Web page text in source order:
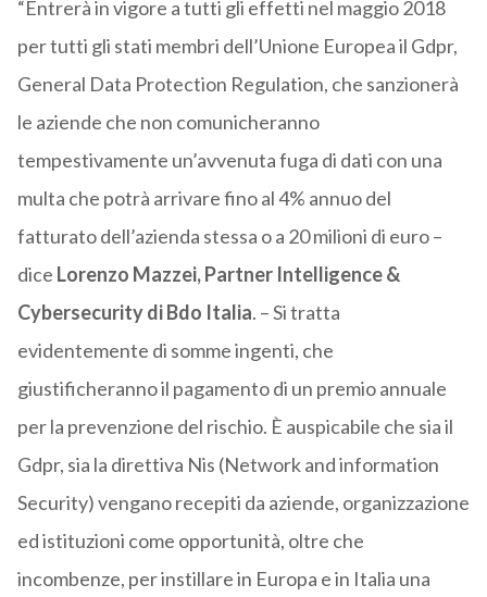
“Entrerà in vigore a tutti gli effetti nel maggio 2018
per tutti gli stati membri dell’Unione Europea il Gdpr,
General Data Protection Regulation, che sanzionerà
le aziende che non comunicheranno
tempestivamente un’avvenuta fuga di dati con una
multa che potrà arrivare fino al 4% annuo del
fatturato dell’azienda stessa o a 20 milioni di euro –
dice Lorenzo Mazzei, Partner Intelligence &
Cybersecurity di Bdo Italia. – Si tratta
evidentemente di somme ingenti, che
giustificheranno il pagamento di un premio annuale
per la prevenzione del rischio. È auspicabile che sia il
Gdpr, sia la direttiva Nis (Network and information
Security) vengano recepiti da aziende, organizzazione
ed istituzioni come opportunità, oltre che
incombenze, per instillare in Europa e in Italia una